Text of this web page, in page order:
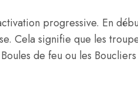
progressive. En
Cela signifie que les
de feu ou les